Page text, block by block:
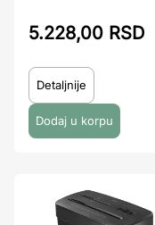
5.228,00 RSD
Detaljnije